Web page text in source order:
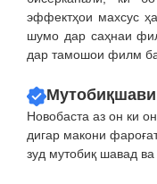
эффектҳои махсус
шумо дар саҳнаи
дар тамошои филм ба
Новобаста аз он ки
дигар макони
зуд мутобиқ шавад